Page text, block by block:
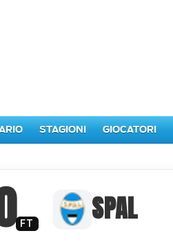
STAGIONI GIOCATORI
FT SPAL